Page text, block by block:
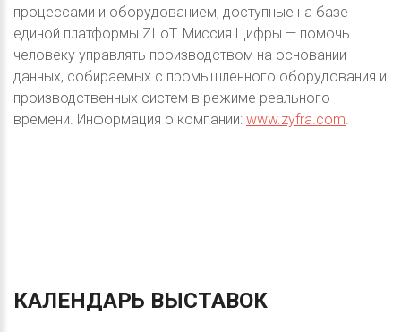
процессами и оборудованием, доступные на базе
единой платформы ZIIoT. Миссия Цифры — помочь
человеку управлять производством на основании
данных, собираемых с промышленного оборудования и
производственных систем в режиме реального
времени. Информация о компании: www.zyfra.com.
КАЛЕНДАРЬ ВЫСТАВОК